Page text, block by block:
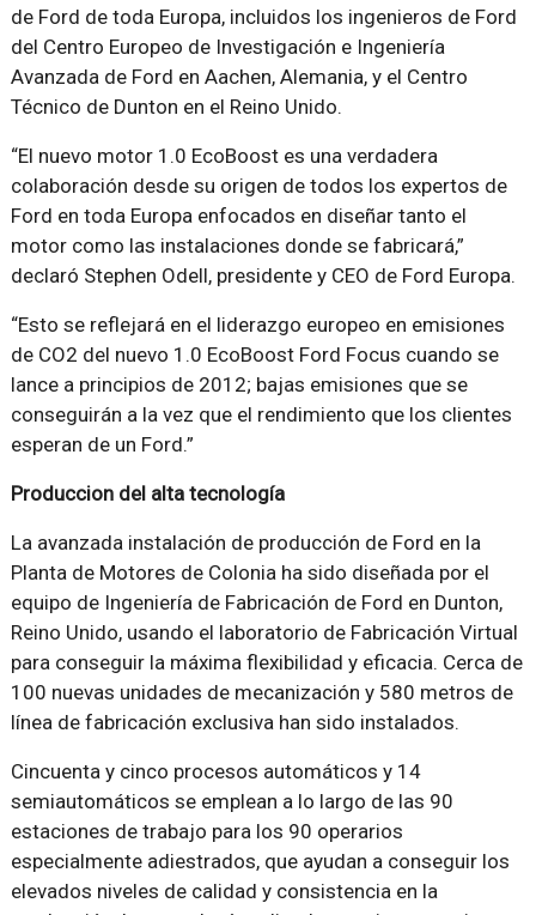
de Ford de toda Europa, incluidos los ingenieros de Ford
del Centro Europeo de Investigación e Ingeniería
Avanzada de Ford en Aachen, Alemania, y el Centro
Técnico de Dunton en el Reino Unido.
“El nuevo motor 1.0 EcoBoost es una verdadera
colaboración desde su origen de todos los expertos de
Ford en toda Europa enfocados en diseñar tanto el
motor como las instalaciones donde se fabricará,”
declaró Stephen Odell, presidente y CEO de Ford Europa.
“Esto se reflejará en el liderazgo europeo en emisiones
de CO2 del nuevo 1.0 EcoBoost Ford Focus cuando se
lance a principios de 2012; bajas emisiones que se
conseguirán a la vez que el rendimiento que los clientes
esperan de un Ford.”
Produccion del alta tecnología
La avanzada instalación de producción de Ford en la
Planta de Motores de Colonia ha sido diseñada por el
equipo de Ingeniería de Fabricación de Ford en Dunton,
Reino Unido, usando el laboratorio de Fabricación Virtual
para conseguir la máxima flexibilidad y eficacia. Cerca de
100 nuevas unidades de mecanización y 580 metros de
línea de fabricación exclusiva han sido instalados.
Cincuenta y cinco procesos automáticos y 14
semiautomáticos se emplean a lo largo de las 90
estaciones de trabajo para los 90 operarios
especialmente adiestrados, que ayudan a conseguir los
elevados niveles de calidad y consistencia en la